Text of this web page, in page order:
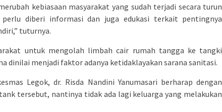
kebiasaan masyarakat yang sudah terjadi secara turun
diberi informasi dan juga edukasi terkait pentingnya
tuturnya.
untuk mengolah limbah cair rumah tangga ke tangki
dinilai menjadi faktor adanya ketidaklayakan sarana sanitasi.
Legok, dr. Risda Nandini Yanumasari berharap dengan
tersebut, nantinya tidak ada lagi keluarga yang melakukan